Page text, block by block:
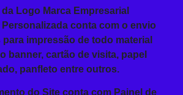
da Logo Marca Empresarial
Personalizada conta com o envio
impressão de todo material
banner, cartão de visita, papel
panfleto entre outros.
do Site conta com Painel de